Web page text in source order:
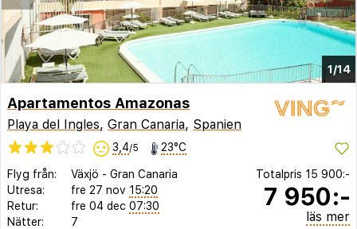
1/14
Apartamentos Amazonas
Playa del Ingles, Gran Canaria, Spanien
3,4/5 23°C
Flyg från: Växjö - Gran Canaria
Utresa:
fre 27 nov 15:20
Retur:
fre 04 dec 07:30
Nätter:
7
Totalpris 15 900:-
7 950:-
läs mer